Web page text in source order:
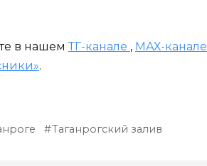
в нашем ТГ-канале , МАХ-канале
.
Таганрогский залив